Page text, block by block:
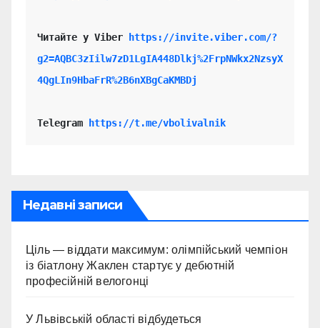
Читайте у Viber
https://invite.viber.com/?
g2=AQBC3zIilw7zD1LgIA448Dlkj%2FrpNWkx2NzsyX
4QgLIn9HbaFrR%2B6nXBgCaKMBDj
Telegram https://t.me/vbolivalnik
Недавні записи
Ціль — віддати максимум: олімпійський чемпіон
із біатлону Жаклен стартує у дебютній
професійній велогонці
У Львівській області відбудеться